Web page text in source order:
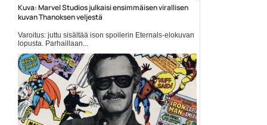
Kuva: Marvel Studios julkaisi ensimmäisen virallisen
kuvan Thanoksen veljestä
Varoitus: juttu sisältää ison spoilerin Eternals-elokuvan
lopusta. Parhaillaan...
Elokuvauutiset